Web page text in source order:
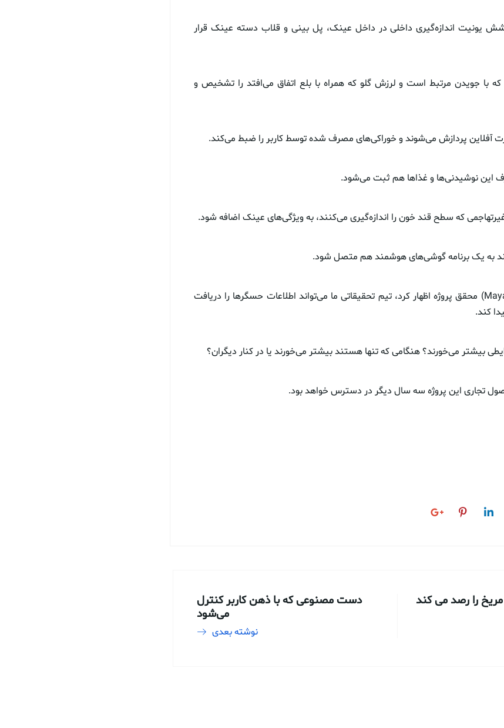
شش یونیت اندازه‌گیری داخلی در داخل عینک، پل بینی و قلاب دسته عینک قرار
با جویدن مرتبط است و لرزش گلو که همراه با بلع اتفاق می‌افتد را تشخیص و
آفلاین پردازش می‌شوند و خوراکی‌های مصرف شده توسط کاربر را ضبط می‌کند.
این نوشیدنی‌ها و غذاها هم ثبت می‌شود.
که سطح قند خون را اندازه‌گیری می‌کنند، به ویژگی‌های عینک اضافه شود.
به یک برنامه گوشی‌های هوشمند هم متصل شود.
“مایانک جئول”(Mayank Goel) محقق پروژه اظهار کرد، تیم تحقیقاتی ما می‌تواند اطلاعات حسگرها را دریافت
کند.
بیشتر می‌خورند؟ هنگامی‌ که تنها هستند بیشتر می‌خورند یا در کنار دیگران؟
تجاری این پروژه سه سال دیگر در دسترس خواهد بود.
را رصد می کند
دست مصنوعی که با ذهن کاربر کنترل
می‌شود
نوشته بعدی